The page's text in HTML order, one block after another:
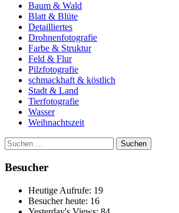
Baum & Wald
Blatt & Blüte
Detailliertes
Drohnenfotografie
Farbe & Struktur
Feld & Flur
Pilzfotografie
schmackhaft & köstlich
Stadt & Land
Tierfotografie
Wasser
Weihnachtszeit
Suchen
nach:
Besucher
Heutige Aufrufe: 19
Besucher heute: 16